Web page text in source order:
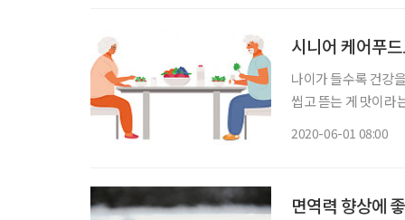
시니어 케어푸
나이가 들수록 건강
씹고 뜯는 게 맛이라
2020-06-01 08:00
면역력 향상에